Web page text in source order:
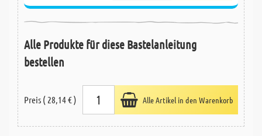
Alle Produkte für diese Bastelanleitung
bestellen
Preis ( 28,14 € ) Alle Artikel in den Warenkorb